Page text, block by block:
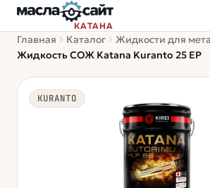
КАТАНА
Главная Каталог
Жидкости для
Жидкость СОЖ Katana Kuranto 25 ЕР
KURANTO